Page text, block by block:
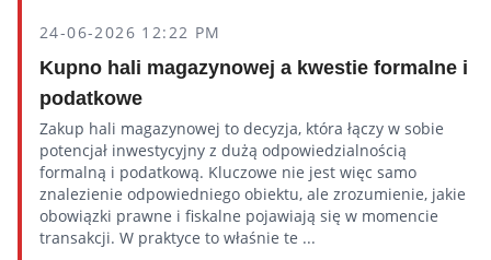
24-06-2026 12:22 PM
Kupno hali magazynowej a kwestie formalne i
podatkowe
Zakup hali magazynowej to decyzja, która łączy w sobie
potencjał inwestycyjny z dużą odpowiedzialnością
formalną i podatkową. Kluczowe nie jest więc samo
znalezienie odpowiedniego obiektu, ale zrozumienie, jakie
obowiązki prawne i fiskalne pojawiają się w momencie
transakcji. W praktyce to właśnie te ...